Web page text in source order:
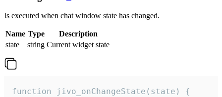
Is executed when chat window state has changed.
Name Type
Description
state
string Current widget state
function jivo_onChangeState(state) {